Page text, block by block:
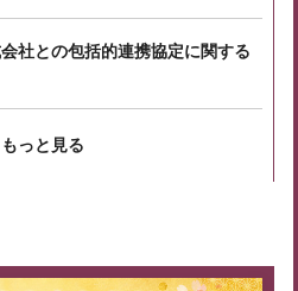
社との包括的連携協定に関する
もっと見る